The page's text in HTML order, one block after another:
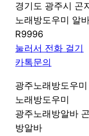
경기도 광주시 곤
노래방도우미 알
R9996
눌러서 전화 걸기
카톡문의
광주노래방도우
노래방도우미
광주노래방알바
방알바